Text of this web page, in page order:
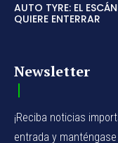
AUTO TYRE: EL
QUIERE ENTERRAR
Newsletter
¡Reciba noticias
entrada y